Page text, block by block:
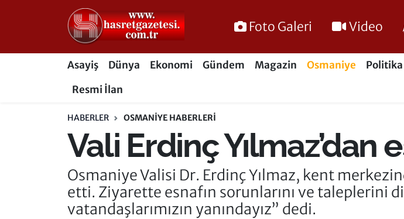
Foto Galeri Video
Asayiş Dünya Ekonomi Gündem Magazin Osmaniye Politika
Resmi İlan
HABERLER OSMANIYE HABERLERI
Vali Erdinç Yılmaz’dan
Osmaniye Valisi Dr. Erdinç Yılmaz, kent
etti. Ziyarette esnafın sorunlarını ve taleplerini
vatandaşlarımızın yanındayız” dedi.
Osmaniye Nöbetçi Eczaneler
Osmaniye Hava Durumu
Süper Lig Puan Durumu ve Fikstür
Son Dakika Haberleri